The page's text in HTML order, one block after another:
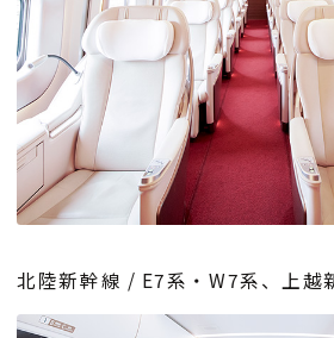
北陸新幹線 / E7系・W7系、上越